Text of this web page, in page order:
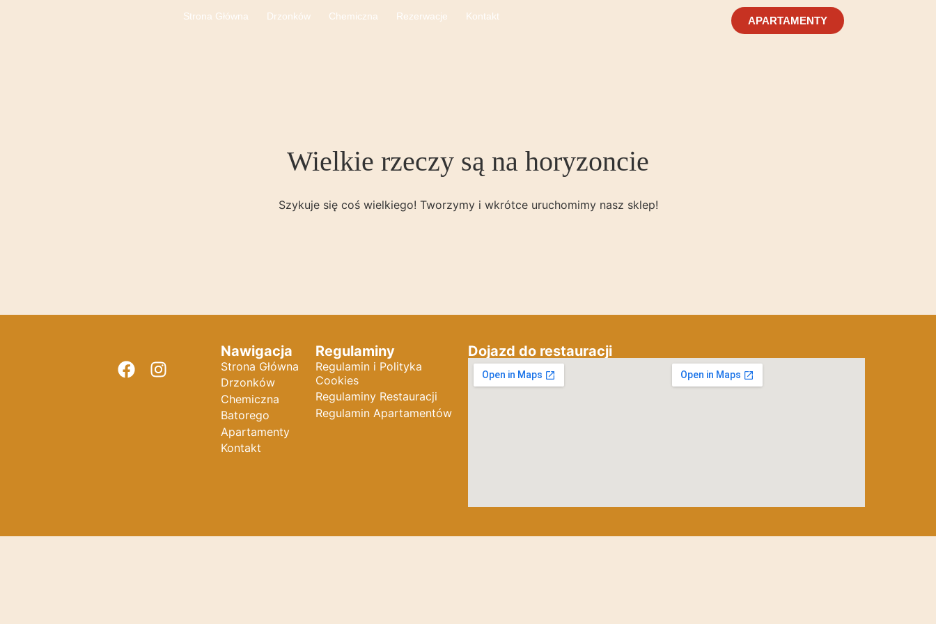
Strona Główna Drzonków Chemiczna Rezerwacje Kontakt APARTAMENTY
Wielkie rzeczy są na horyzoncie
Szykuje się coś wielkiego! Tworzymy i wkrótce uruchomimy nasz sklep!
Nawigacja
Strona Główna
Drzonków
Chemiczna
Batorego
Apartamenty
Kontakt
Regulaminy
Regulamin i Polityka
Cookies
Regulaminy Restauracji
Regulamin Apartamentów
Dojazd do restauracji